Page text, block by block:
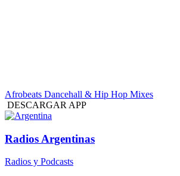
Afrobeats Dancehall & Hip Hop Mixes
DESCARGAR APP
Radios Argentinas
Radios y Podcasts